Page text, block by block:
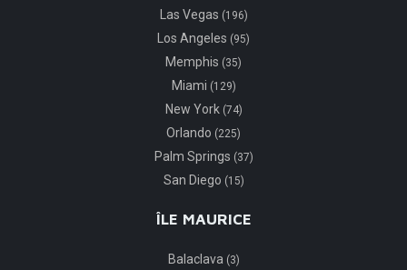
Las Vegas (196)
Los Angeles (95)
Memphis (35)
Miami (129)
New York (74)
Orlando (225)
Palm Springs (37)
San Diego (15)
ÎLE MAURICE
Balaclava (3)